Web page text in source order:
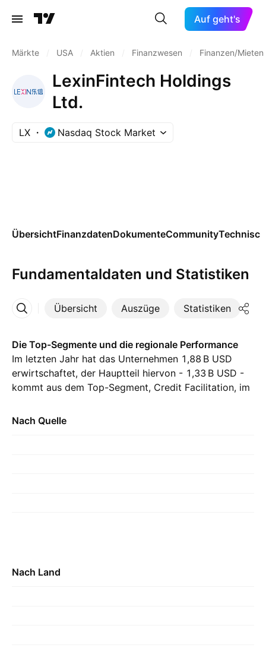
Auf geht's
Märkte USA Aktien Finanzwesen Finanzen/
LexinFintech Holdings
Ltd.
LX Nasdaq Stock Market
ÜbersichtFinanzdatenDokumenteCommunity
Fundamentaldaten und Statistiken
Übersicht Auszüge Statistiken
Mehr
Die Top-Segmente und die regionale Performance
Im letzten Jahr hat das Unternehmen ‪1,88 B‬ USD
erwirtschaftet, der Hauptteil hiervon - ‪1,33 B‬ USD -
kommt aus dem Top-Segment, Credit Facilitation, im
Beitrag kommt aus China, mit ‪1,83 B‬ USD im letzten
Nach Quelle
Nach Land